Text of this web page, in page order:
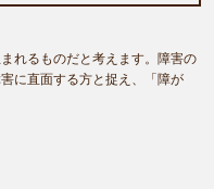
れるものだと考えます。障害の
に直面する方と捉え、「障が